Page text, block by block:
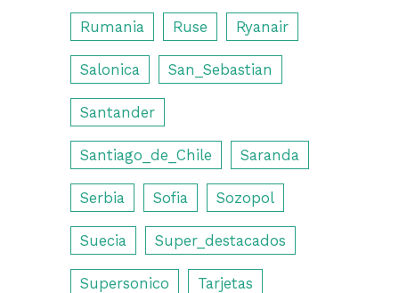
Rumania Ruse Ryanair
Salonica San_Sebastian
Santander
Santiago_de_Chile Saranda
Serbia Sofia Sozopol
Suecia Super_destacados
Supersonico Tarjetas